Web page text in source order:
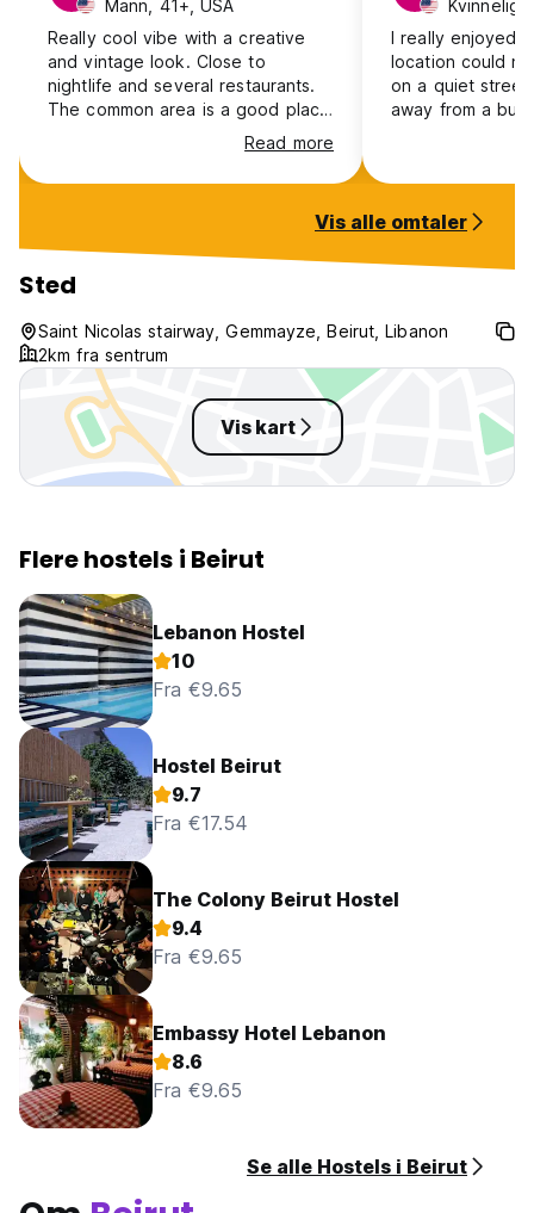
Mann, 41+, USA
Really cool vibe with a creative
and vintage look. Close to
nightlife and several restaurants.
The common area is a good place
to meet other travelers. Enjoyed
Read more
Kvinnelig,
I really enjoyed
location could
on a quiet
away from a
I felt very safe
staff were very
Only potential
but that could
traveling in the
recommend!
Vis alle omtaler
Sted
Saint Nicolas stairway, Gemmayze, Beirut, Libanon
2km fra sentrum
Vis kart
Flere hostels i Beirut
Lebanon Hostel
10
Fra €9.65
Hostel Beirut
9.7
Fra €17.54
The Colony Beirut Hostel
9.4
Fra €9.65
Embassy Hotel Lebanon
8.6
Fra €9.65
Se alle Hostels i Beirut